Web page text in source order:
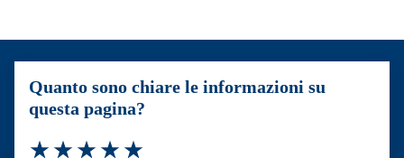
Quanto sono chiare le informazioni su
questa pagina?